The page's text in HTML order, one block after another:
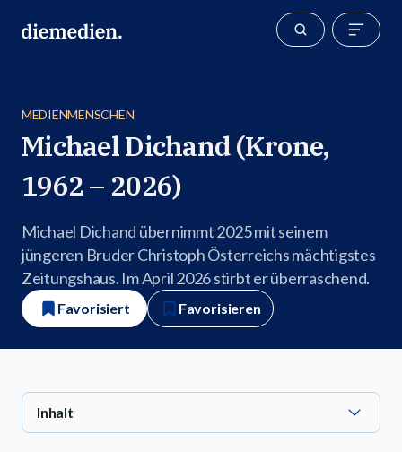
MEDIENMENSCHEN
Michael Dichand (Krone,
1962 – 2026)
Michael Dichand übernimmt 2025 mit seinem
jüngeren Bruder Christoph Österreichs mächtigstes
Zeitungshaus. Im April 2026 stirbt er überraschend.
Favorisiert Favorisieren
Inhalt